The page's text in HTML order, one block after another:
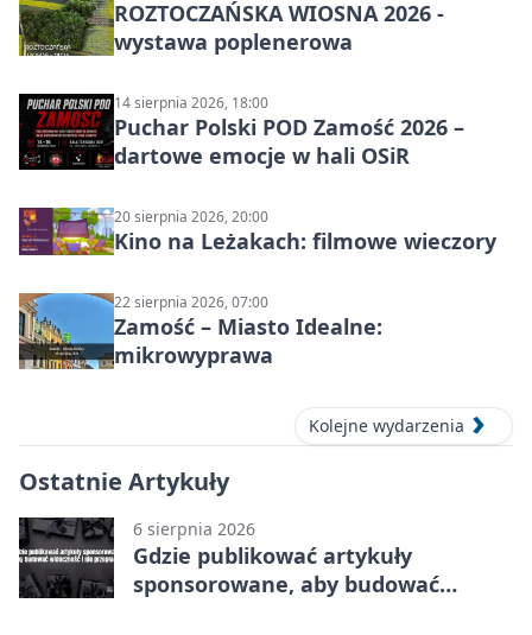
ROZTOCZAŃSKA WIOSNA 2026 -
wystawa poplenerowa
14 sierpnia 2026, 18:00
Puchar Polski POD Zamość 2026 –
dartowe emocje w hali OSiR
20 sierpnia 2026, 20:00
Kino na Leżakach: filmowe wieczory
22 sierpnia 2026, 07:00
Zamość – Miasto Idealne:
mikrowyprawa
Kolejne wydarzenia
Ostatnie Artykuły
6 sierpnia 2026
Gdzie publikować artykuły
sponsorowane, aby budować